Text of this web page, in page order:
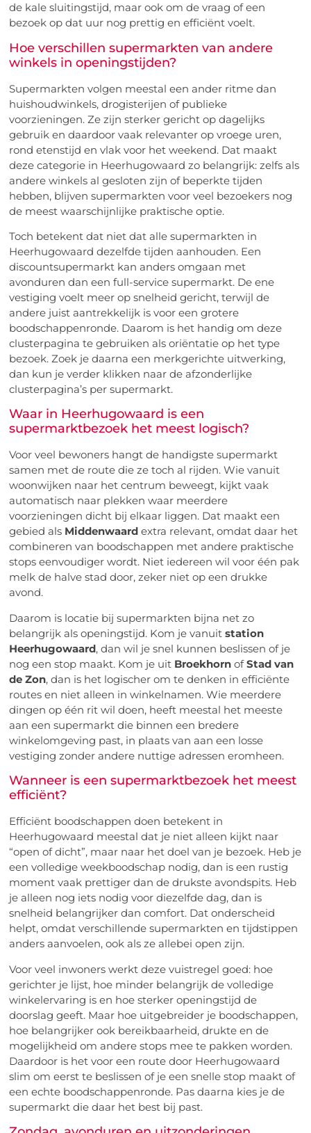
de kale sluitingstijd, maar ook om de vraag of een
bezoek op dat uur nog prettig en efficiënt voelt.
Hoe verschillen supermarkten van andere
winkels in openingstijden?
Supermarkten volgen meestal een ander ritme dan
huishoudwinkels, drogisterijen of publieke
voorzieningen. Ze zijn sterker gericht op dagelijks
gebruik en daardoor vaak relevanter op vroege uren,
rond etenstijd en vlak voor het weekend. Dat maakt
deze categorie in Heerhugowaard zo belangrijk: zelfs als
andere winkels al gesloten zijn of beperkte tijden
hebben, blijven supermarkten voor veel bezoekers nog
de meest waarschijnlijke praktische optie.
Toch betekent dat niet dat alle supermarkten in
Heerhugowaard dezelfde tijden aanhouden. Een
discountsupermarkt kan anders omgaan met
avonduren dan een full-service supermarkt. De ene
vestiging voelt meer op snelheid gericht, terwijl de
andere juist aantrekkelijk is voor een grotere
boodschappenronde. Daarom is het handig om deze
clusterpagina te gebruiken als oriëntatie op het type
bezoek. Zoek je daarna een merkgerichte uitwerking,
dan kun je verder klikken naar de afzonderlijke
clusterpagina’s per supermarkt.
Waar in Heerhugowaard is een
supermarktbezoek het meest logisch?
Voor veel bewoners hangt de handigste supermarkt
samen met de route die ze toch al rijden. Wie vanuit
woonwijken naar het centrum beweegt, kijkt vaak
automatisch naar plekken waar meerdere
voorzieningen dicht bij elkaar liggen. Dat maakt een
gebied als Middenwaard extra relevant, omdat daar het
combineren van boodschappen met andere praktische
stops eenvoudiger wordt. Niet iedereen wil voor één pak
melk de halve stad door, zeker niet op een drukke
avond.
Daarom is locatie bij supermarkten bijna net zo
belangrijk als openingstijd. Kom je vanuitstation
Heerhugowaard, dan wil je snel kunnen beslissen of je
nog een stop maakt. Kom je uit Broekhorn ofStad van
de Zon, dan is het logischer om te denken in efficiënte
routes en niet alleen in winkelnamen. Wie meerdere
dingen op één rit wil doen, heeft meestal het meeste
aan een supermarkt die binnen een bredere
winkelomgeving past, in plaats van aan een losse
vestiging zonder andere nuttige adressen eromheen.
Wanneer is een supermarktbezoek het meest
efficiënt?
Efficiënt boodschappen doen betekent in
Heerhugowaard meestal dat je niet alleen kijkt naar
“open of dicht”, maar naar het doel van je bezoek. Heb je
een volledige weekboodschap nodig, dan is een rustig
moment vaak prettiger dan de drukste avondspits. Heb
je alleen nog iets nodig voor diezelfde dag, dan is
snelheid belangrijker dan comfort. Dat onderscheid
helpt, omdat verschillende supermarkten en tijdstippen
anders aanvoelen, ook als ze allebei open zijn.
Voor veel inwoners werkt deze vuistregel goed: hoe
gerichter je lijst, hoe minder belangrijk de volledige
winkelervaring is en hoe sterker openingstijd de
doorslag geeft. Maar hoe uitgebreider je boodschappen,
hoe belangrijker ook bereikbaarheid, drukte en de
mogelijkheid om andere stops mee te pakken worden.
Daardoor is het voor een route door Heerhugowaard
slim om eerst te beslissen of je een snelle stop maakt of
een echte boodschappenronde. Pas daarna kies je de
supermarkt die daar het best bij past.